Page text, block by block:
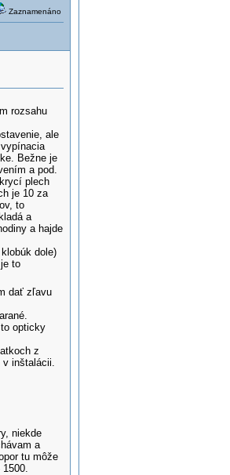
Zaznamenáno
rozsahu
ale
Bežne je
a pod.
plech
je 10 za
to
a
a hajde
dole)
to
dať zľavu
opticky
z
v inštalácii.
niekde
a
tu môže